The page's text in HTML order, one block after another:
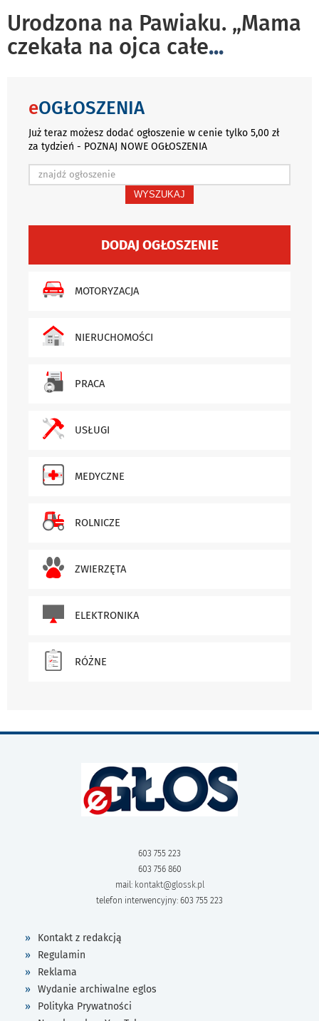
Urodzona na Pawiaku. „Mama
czekała na ojca całe...
eOGŁOSZENIA
Już teraz możesz dodać ogłoszenie w cenie tylko 5,00 zł
za tydzień - POZNAJ NOWE OGŁOSZENIA
WYSZUKAJ
DODAJ OGŁOSZENIE
MOTORYZACJA
NIERUCHOMOŚCI
PRACA
USŁUGI
MEDYCZNE
ROLNICZE
ZWIERZĘTA
ELEKTRONIKA
RÓŻNE
603 755 223
603 756 860
mail: kontakt@glossk.pl
telefon interwencyjny: 603 755 223
Kontakt z redakcją
Regulamin
Reklama
Wydanie archiwalne eglos
Polityka Prywatności